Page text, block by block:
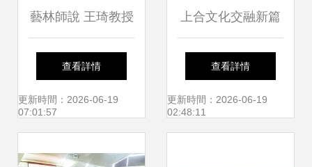
藝林師說 王琦教授
引領研究生跨學科
交流，共繪文化藝
查看詳情
更新時間：2026-06-19
07:01:57
上合文化交融新篇
章 太和智庫主題研
討會暨藝術交流活
查看詳情
更新時間：2026-06-19
02:48:11